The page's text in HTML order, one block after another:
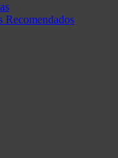
Recomendados